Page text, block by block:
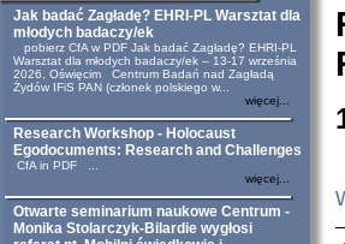
Jak badać Zagładę? EHRI-PL Warsztat dla
młodych badaczy/ek
pobierz CfA w PDF Jak badać Zagładę? EHRI-PL
Warsztat dla młodych badaczy/ek – 13-17 września
2026, Oświęcim Centrum Badań nad Zagładą
Żydów IFiS PAN (członek polskiego w...
więcej...
Research Workshop - Holocaust
Egodocuments: Research and Challenges
CfA in PDF ...
więcej...
Otwarte seminarium naukowe Centrum -
Monika Stolarczyk-Bilardie wygłosi